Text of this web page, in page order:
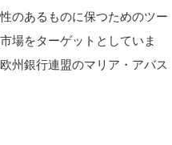
のあるものに保つためのツー
場をターゲットとしていま
州銀行連盟のマリア・アバス